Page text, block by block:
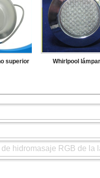
superior Whirlpool